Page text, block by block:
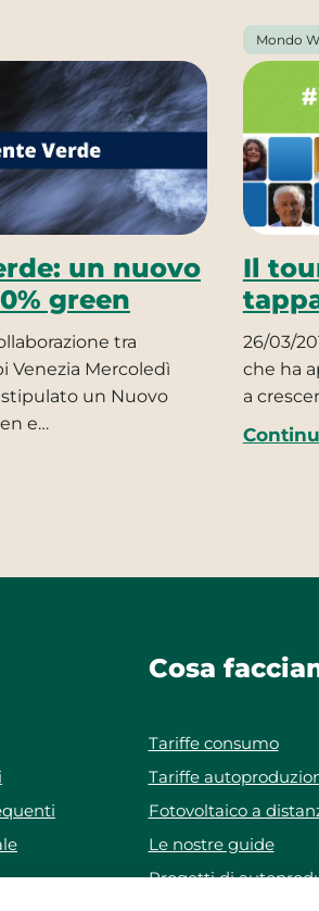
un nuovo
green
tra
Venezia Mercoledì
un Nuovo
e…
Mondo
Il
26/03/
che ha
a
Cosa
Tariffe consumo
Tariffe
Fotovoltaico a
Le nostre guide
Progetti di